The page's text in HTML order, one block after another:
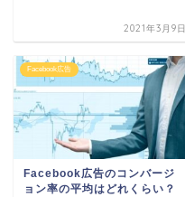
2021年3月9日
Facebook広告
Facebook広告のコンバージ
ョン率の平均はどれくらい？